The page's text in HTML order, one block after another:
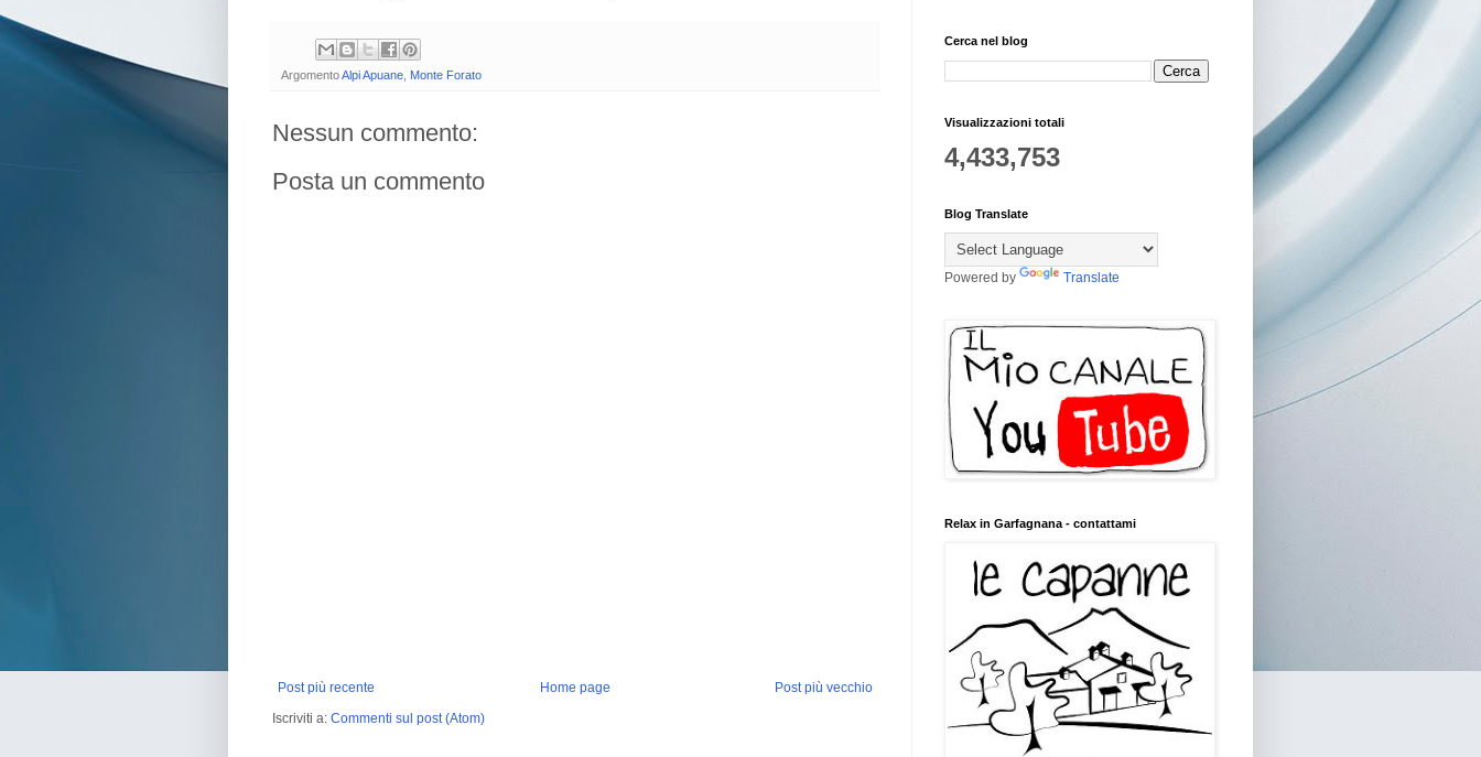
ArgomentoAlpi Apuane Monte Forato
Nessun commento:
Posta un commento
Post più recente Post più vecchio
Home page
Iscriviti a: Commenti sul post (Atom)
Cerca nel blog
Visualizzazioni totali
4,433,753
Blog Translate
Powered by Translate
Relax in Garfagnana - contattami